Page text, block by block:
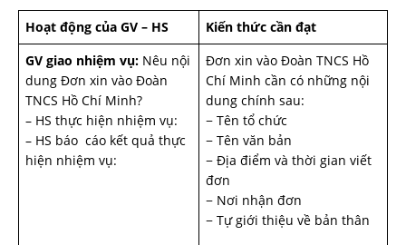
Hoạt động của GV – HS
Kiến thức cần đạt
GV giao nhiệm vụ: Nêu nội
dung Đơn xin vào Đoàn
TNCS Hồ Chí Minh?
– HS thực hiện nhiệm vụ:
– HS báo cáo kết quả thực
hiện nhiệm vụ:
Đơn xin vào Đoàn TNCS Hồ
Chí Minh cần có những nội
dung chính sau:
− Tên tổ chức
− Tên văn bản
− Địa điểm và thời gian viết
đơn
− Nơi nhận đơn
− Tự giới thiệu về bản thân